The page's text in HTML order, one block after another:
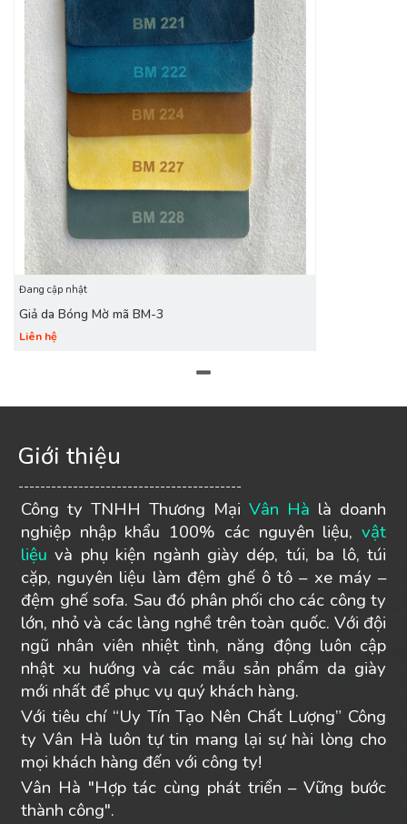
Da sofa PVC BHM-BM bóng 2 màu nhà Vân Hà chính
là giải pháp hoàn hảo, mang đến vẻ đẹp bền bỉ, độc đáo và
sự sang trọng cho bất kỳ không gian nào mà nó hiện diện.
Đang cập nhật
Giả da Bóng Mờ mã BM-3
Liên hệ
Giới thiệu
-----------------------------------------
Công ty TNHH Thương Mại Vân Hà là doanh
nghiệp nhập khẩu 100% các nguyên liệu, vật
liệu và phụ kiện ngành giày dép, túi, ba lô, túi
cặp, nguyên liệu làm đệm ghế ô tô – xe máy –
đệm ghế sofa. Sau đó phân phối cho các công ty
lớn, nhỏ và các làng nghề trên toàn quốc. Với đội
ngũ nhân viên nhiệt tình, năng động luôn cập
nhật xu hướng và các mẫu sản phẩm da giày
mới nhất để phục vụ quý khách hàng.
Với tiêu chí “Uy Tín Tạo Nên Chất Lượng” Công
ty Vân Hà luôn tự tin mang lại sự hài lòng cho
mọi khách hàng đến với công ty!
Vân Hà "Hợp tác cùng phát triển – Vững bước
thành công".